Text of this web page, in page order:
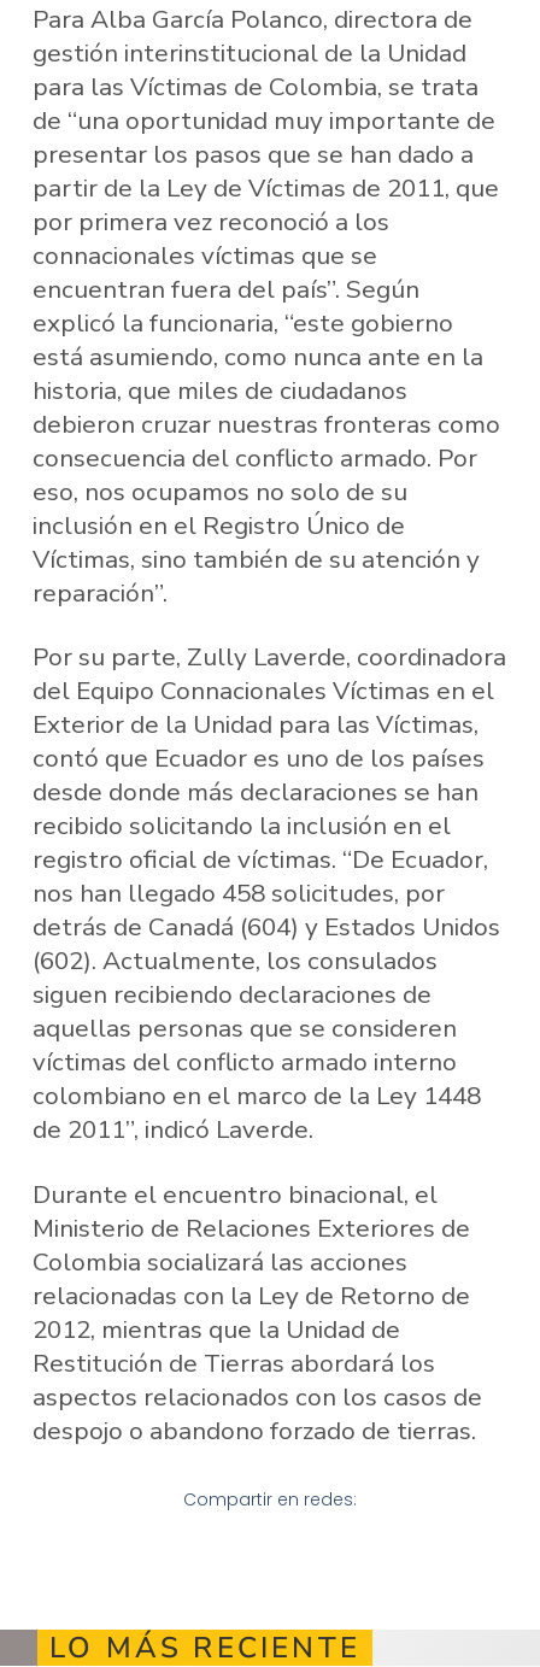
Para Alba García Polanco, directora de
gestión interinstitucional de la Unidad
para las Víctimas de Colombia, se trata
de “una oportunidad muy importante de
presentar los pasos que se han dado a
partir de la Ley de Víctimas de 2011, que
por primera vez reconoció a los
connacionales víctimas que se
encuentran fuera del país”. Según
explicó la funcionaria, “este gobierno
está asumiendo, como nunca ante en la
historia, que miles de ciudadanos
debieron cruzar nuestras fronteras como
consecuencia del conflicto armado. Por
eso, nos ocupamos no solo de su
inclusión en el Registro Único de
Víctimas, sino también de su atención y
reparación”.
Por su parte, Zully Laverde, coordinadora
del Equipo Connacionales Víctimas en el
Exterior de la Unidad para las Víctimas,
contó que Ecuador es uno de los países
desde donde más declaraciones se han
recibido solicitando la inclusión en el
registro oficial de víctimas. “De Ecuador,
nos han llegado 458 solicitudes, por
detrás de Canadá (604) y Estados Unidos
(602). Actualmente, los consulados
siguen recibiendo declaraciones de
aquellas personas que se consideren
víctimas del conflicto armado interno
colombiano en el marco de la Ley 1448
de 2011”, indicó Laverde.
Durante el encuentro binacional, el
Ministerio de Relaciones Exteriores de
Colombia socializará las acciones
relacionadas con la Ley de Retorno de
2012, mientras que la Unidad de
Restitución de Tierras abordará los
aspectos relacionados con los casos de
despojo o abandono forzado de tierras.
Compartir en redes:
LO MÁS RECIENTE